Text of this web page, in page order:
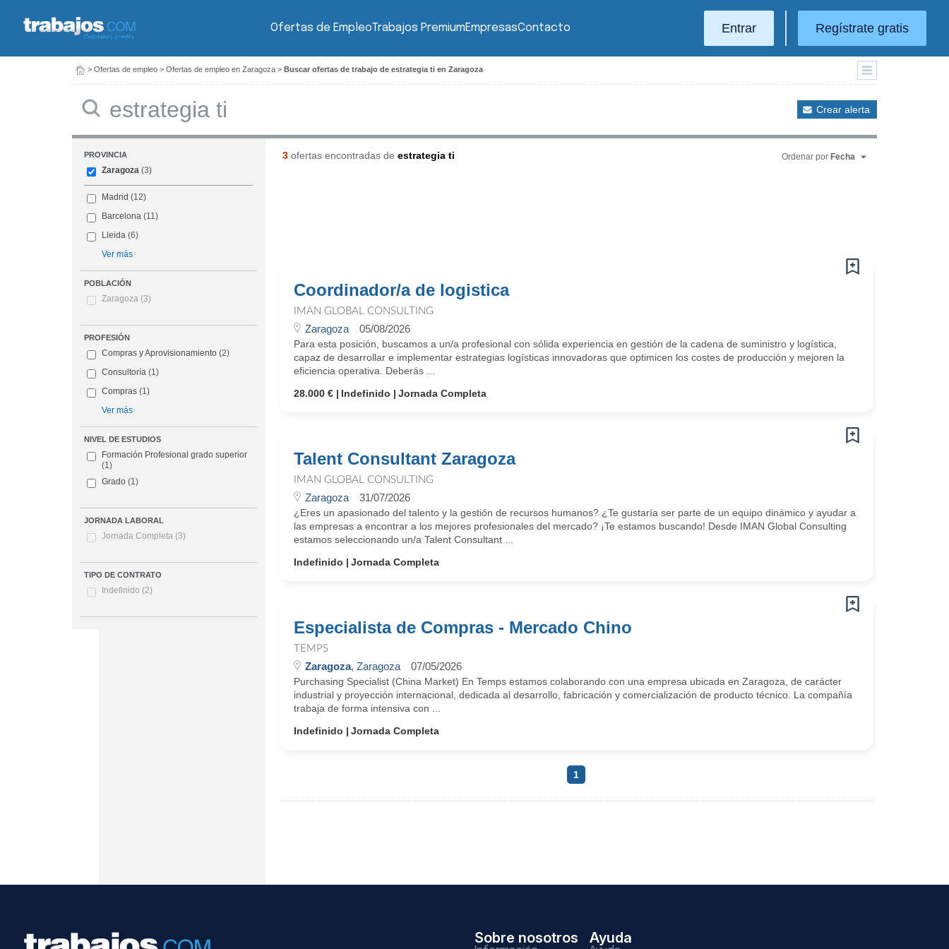
Ofertas de EmpleoTrabajos PremiumEmpresasContacto Entrar Regístrate gratis
> Ofertas de empleo > Ofertas de empleo en Zaragoza > Buscar ofertas de trabajo de estrategia ti en Zaragoza
Crear alerta
PROVINCIA
Zaragoza (3)
Madrid (12)
Barcelona (11)
Lleida (6)
Ver más
POBLACIÓN
Zaragoza (3)
PROFESIÓN
Compras y Aprovisionamiento (2)
Consultoría (1)
Compras (1)
Ver más
NIVEL DE ESTUDIOS
Formación Profesional grado superior
(1)
Grado (1)
JORNADA LABORAL
Jornada Completa (3)
TIPO DE CONTRATO
Indefinido (2)
3ofertas encontradas de estrategia ti Ordenar por Fecha
Coordinador/a de logistica
IMAN GLOBAL CONSULTING
Zaragoza 05/08/2026
Para esta posición, buscamos a un/a profesional con sólida experiencia en gestión de la cadena de suministro y logística,
capaz de desarrollar e implementar estrategias logísticas innovadoras que optimicen los costes de producción y mejoren la
eficiencia operativa. Deberás ...
28.000 €
Indefinido Jornada Completa
Talent Consultant Zaragoza
IMAN GLOBAL CONSULTING
Zaragoza 31/07/2026
¿Eres un apasionado del talento y la gestión de recursos humanos? ¿Te gustaría ser parte de un equipo dinámico y ayudar a
las empresas a encontrar a los mejores profesionales del mercado? ¡Te estamos buscando! Desde IMAN Global Consulting
estamos seleccionando un/a Talent Consultant ...
Indefinido
Jornada Completa
Especialista de Compras - Mercado Chino
TEMPS
Zaragoza, Zaragoza 07/05/2026
Purchasing Specialist (China Market) En Temps estamos colaborando con una empresa ubicada en Zaragoza, de carácter
industrial y proyección internacional, dedicada al desarrollo, fabricación y comercialización de producto técnico. La compañía
trabaja de forma intensiva con ...
Indefinido
Jornada Completa
1
Sobre nosotros Ayuda